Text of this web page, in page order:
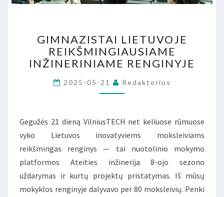
LIETUVOJE
REIKŠMINGIAUSIAME
INŽINERINIAME
GIMNAZISTAI LIETUVOJE
REIKŠMINGIAUSIAME
INŽINERINIAME RENGINYJE
2025-05-21 Redaktorius
Gegužės 21 dieną VilniusTECH net keliuose rūmuose
vyko Lietuvos inovatyviems moksleiviams
reikšmingas renginys — tai nuotolinio mokymo
platformos Ateities inžinerija 8-ojo sezono
uždarymas ir kurtų projektų pristatymas. Iš mūsų
mokyklos renginyje dalyvavo per 80 moksleivių. Penki